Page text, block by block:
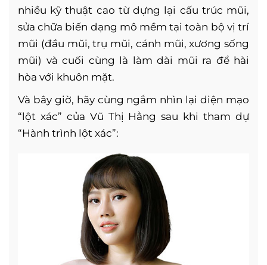
nhiều kỹ thuật cao từ dựng lại cấu trúc mũi,
sửa chữa biến dạng mô mềm tại toàn bộ vị trí
mũi (đầu mũi, trụ mũi, cánh mũi, xương sống
mũi) và cuối cùng là làm dài mũi ra để hài
hòa với khuôn mặt.
Và bây giờ, hãy cùng ngắm nhìn lại diện mạo
“lột xác” của Vũ Thị Hằng sau khi tham dự
“Hành trình lột xác”: